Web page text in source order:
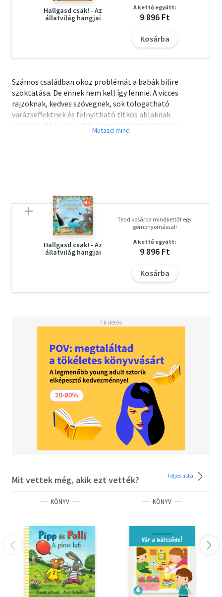
Hallgasd csak! - Az
állatvilág hangjai
A kettő együtt:
9 896 Ft
Kosárba
Számos családban okoz problémát a babák bilire
szoktatása. De ennek nem kell így lennie. A vicces
rajzoknak, kedves szövegnek, sok tologatható
varázseffektnek és felnyitható titkos ablaknak
köszönhetően ez a világ legszemléletesebb bilire
Hallgasd csak! - Az
állatvilág hangjai
Tedd kosárba mindkettőt egy
gombnyomással!
A kettő együtt:
9 896 Ft
Kosárba
Mit vettek még, akik ezt vették? Teljes lista
KÖNYV KÖNYV